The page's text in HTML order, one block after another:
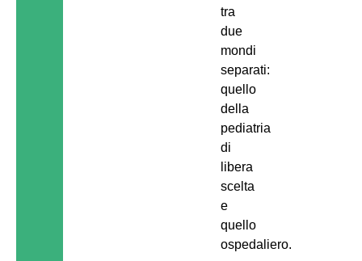
tra
due
mondi
separati:
quello
della
pediatria
di
libera
scelta
e
quello
ospedaliero.